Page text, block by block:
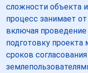
сложности объекта
процесс занимает
включая
подготовку
сроков